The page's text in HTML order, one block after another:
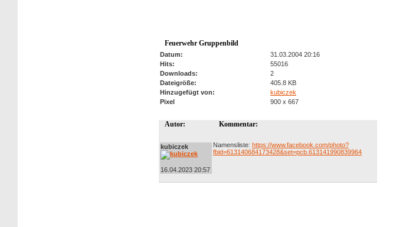
Feuerwehr Gruppenbild
Datum:
31.03.2004 20:16
Hits:
55016
Downloads:
2
Dateigröße:
405.8 KB
Hinzugefügt von:
kubiczek
Pixel
900 x 667
Autor: Kommentar:
kubiczek
16.04.2023 20:57
Namensliste: https://www.facebook.com/photo?
fbid=613140684173428&set=pcb.613141990839964